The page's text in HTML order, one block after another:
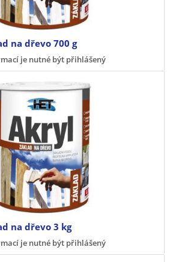
na dřevo 700 g
je nutné být přihlášený
na dřevo 3 kg
je nutné být přihlášený